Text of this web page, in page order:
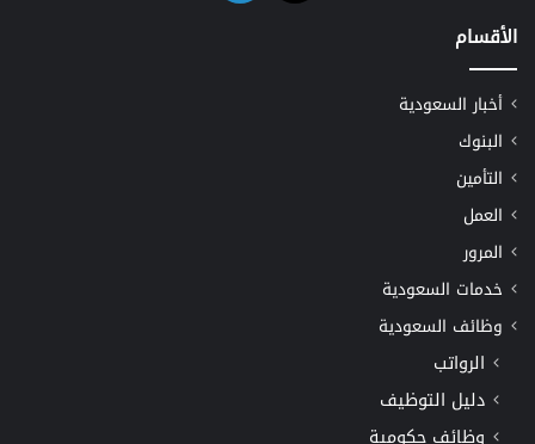
الأقسام
أخبار السعودية
البنوك
التأمين
العمل
المرور
خدمات السعودية
وظائف السعودية
الرواتب
دليل التوظيف
وظائف حكومية